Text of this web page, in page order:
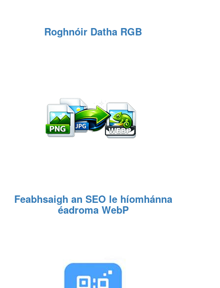
Roghnóir Datha RGB
Feabhsaigh an SEO le híomhánna
éadroma WebP